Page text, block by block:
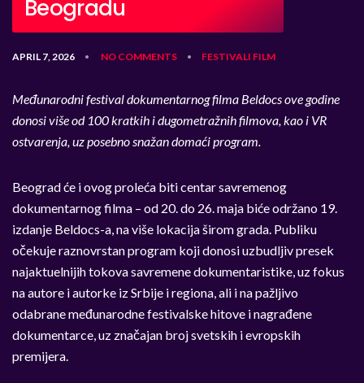
Beogradu
APRIL 7, 2026 • NO COMMENTS • FESTIVALI FILM
Međunarodni festival dokumentarnog filma Beldocs ove godine
donosi više od 100 kratkih i dugometražnih filmova, kao i VR
ostvarenja, uz posebno snažan domaći program.
Beograd će i ovog proleća biti centar savremenog
dokumentarnog filma – od 20. do 26. maja biće održano 19.
izdanje Beldocs-a, na više lokacija širom grada. Publiku
očekuje raznovrstan program koji donosi uzbudljiv presek
najaktuelnijih tokova savremene dokumentaristike, uz fokus
na autore i autorke iz Srbije i regiona, ali i na pažljivo
odabrane međunarodne festivalske hitove i nagrađene
dokumentarce, uz značajan broj svetskih i evropskih
premijera.